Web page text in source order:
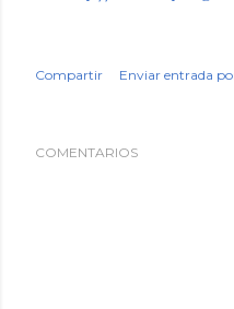
Compartir Enviar entrada
COMENTARIOS